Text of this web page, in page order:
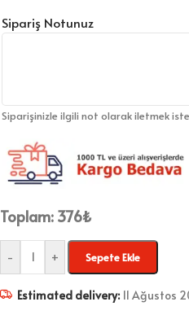
Sipariş Notunuz
Siparişinizle ilgili not olarak iletmek
Toplam: 376₺
- + Sepete Ekle
Estimated delivery: 11 Ağustos